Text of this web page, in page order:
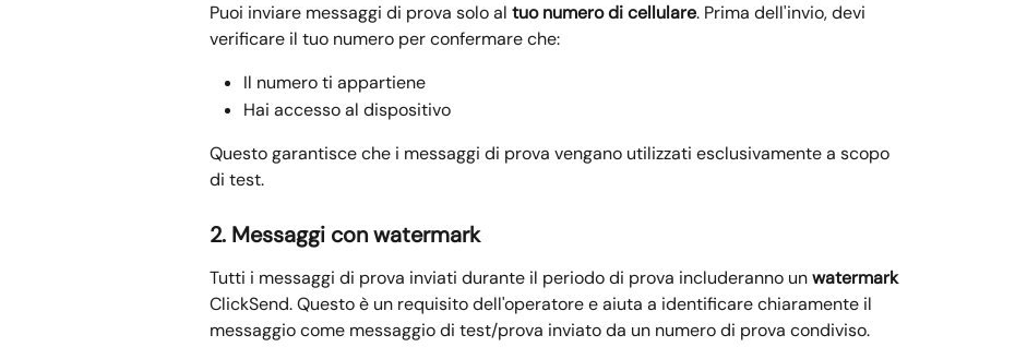
Puoi inviare messaggi di prova solo al tuo numero di cellulare. Prima dell'invio, devi
verificare il tuo numero per confermare che:
Il numero ti appartiene
Hai accesso al dispositivo
Questo garantisce che i messaggi di prova vengano utilizzati esclusivamente a scopo
di test.
2. Messaggi con watermark
Tutti i messaggi di prova inviati durante il periodo di prova includeranno un watermark
ClickSend. Questo è un requisito dell'operatore e aiuta a identificare chiaramente il
messaggio come messaggio di test/prova inviato da un numero di prova condiviso.